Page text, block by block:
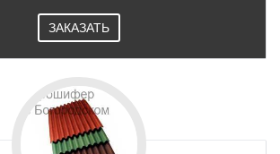
ЗАКАЗАТЬ